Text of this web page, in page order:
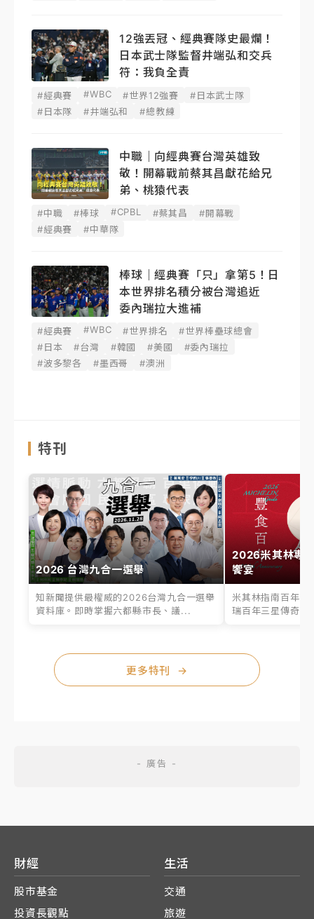
12強丟冠、經典賽隊史最爛！
日本武士隊監督井端弘和交兵
符：我負全責
#經典賽 #WBC #世界12強賽
#日本武士隊
#日本隊
#井端弘和 #總教練
中職｜向經典賽台灣英雄致
敬！開幕戰前蔡其昌獻花給兄
弟、桃猿代表
#中職 #棒球 #CPBL #蔡其昌
#開幕戰
#經典賽
#中華隊
棒球｜經典賽「只」拿第5！日
本世界排名積分被台灣追近
委內瑞拉大進補
#經典賽 #WBC #世界排名
#世界棒壘球總會
#日本
#台灣 #韓國 #美國
#委內瑞拉
#波多黎各
#墨西哥 #澳洲
特刊
2026 台灣九合一選舉
知新聞提供最權威的2026台灣九合一選舉
資料庫。即時掌握六都縣市長、議...
2026米其林專
饗宴
米其林指南百年之
瑞百年三星傳奇、
更多特刊 →
財經
股市基金
投資長觀點
生活
交通
旅遊